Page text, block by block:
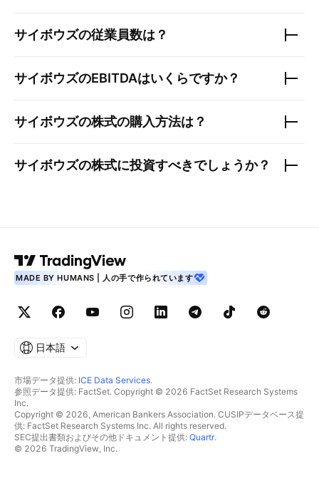
サイボウズの従業員数は？
サイボウズのEBITDAはいくらですか？
サイボウズの株式の購入方法は？
サイボウズの株式に投資すべきでしょうか？
MADE BY HUMANS | 人の手で作られています
日本語
市場データ提供: ICE Data Services.
参照データ提供: FactSet. Copyright © 2026 FactSet Research Systems
Inc.
Copyright © 2026, American Bankers Association. CUSIPデータベース提
供: FactSet Research Systems Inc. All rights reserved.
SEC提出書類およびその他ドキュメント提供: Quartr.
© 2026 TradingView, Inc.